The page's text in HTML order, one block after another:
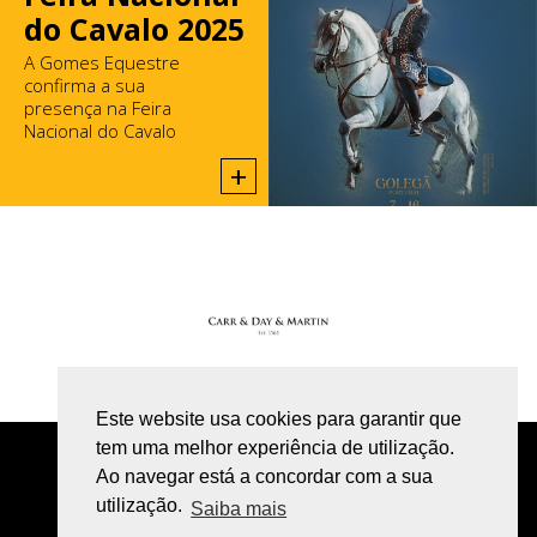
Este website usa cookies para garantir que
tem uma melhor experiência de utilização.
Ao navegar está a concordar com a sua
utilização. Saiba mais
do Cavalo 2025
A Gomes Equestre
confirma a sua
presença na Feira
Nacional do Cavalo
+
POLÍTICA DE PRIVACIDADE
LIVRO DE RECLAMAÇÕES ONLINE